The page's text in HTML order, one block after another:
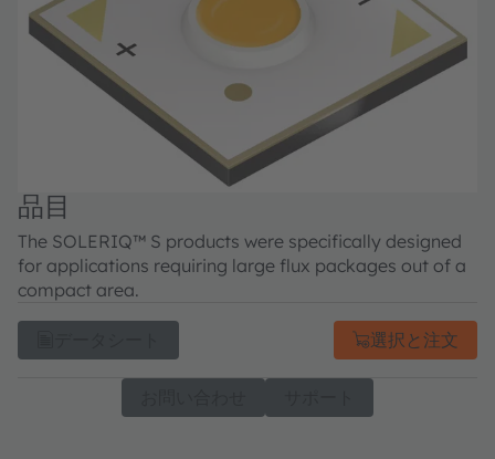
品目
The SOLERIQ™ S products were specifically designed
for applications requiring large flux packages out of a
compact area.
選択と注文